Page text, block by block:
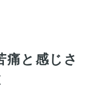
痛と感じさ